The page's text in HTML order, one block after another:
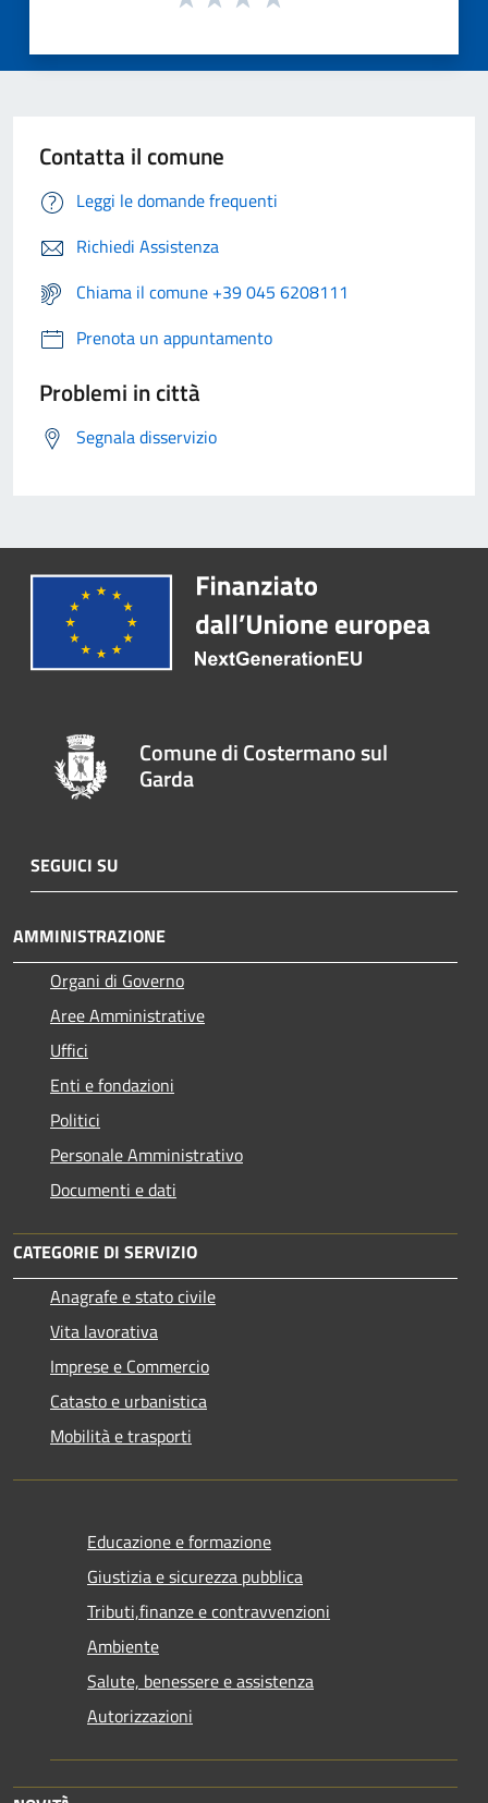
Contatta il comune
Leggi le domande frequenti
Richiedi Assistenza
Chiama il comune +39 045 6208111
Prenota un appuntamento
Problemi in città
Segnala disservizio
Comune di Costermano sul
Garda
SEGUICI SU
AMMINISTRAZIONE
Organi di Governo
Aree Amministrative
Uffici
Enti e fondazioni
Politici
Personale Amministrativo
Documenti e dati
CATEGORIE DI SERVIZIO
Anagrafe e stato civile
Vita lavorativa
Imprese e Commercio
Catasto e urbanistica
Mobilità e trasporti
Educazione e formazione
Giustizia e sicurezza pubblica
Tributi,finanze e contravvenzioni
Ambiente
Salute, benessere e assistenza
Autorizzazioni